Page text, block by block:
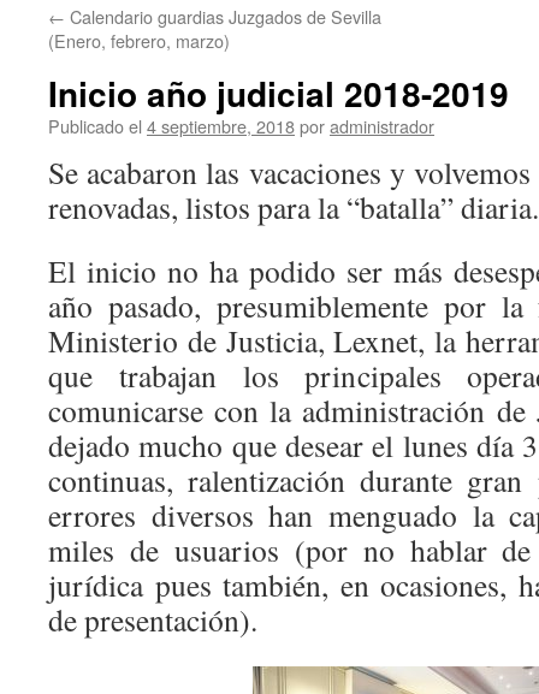
← Calendario guardias Juzgados de Sevilla
(Enero, febrero, marzo)
Inicio año judicial 2018-2019
Publicado el 4 septiembre, 2018poradministrador
Se acabaron las vacaciones y
renovadas, listos para la “batalla” diaria.
El inicio no ha podido ser más
año pasado, presumiblemente por
Ministerio de Justicia, Lexnet, la
que trabajan los principales
comunicarse con la administración
dejado mucho que desear el lunes día
continuas, ralentización durante
errores diversos han menguado la
miles de usuarios (por no hablar
jurídica pues también, en ocasiones,
de presentación).